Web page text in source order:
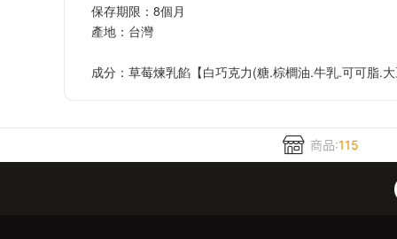
保存期限：8個月
產地：台灣
成分：草莓煉乳餡【白巧克力(糖.棕櫚油.牛乳.可可脂.
商品:115